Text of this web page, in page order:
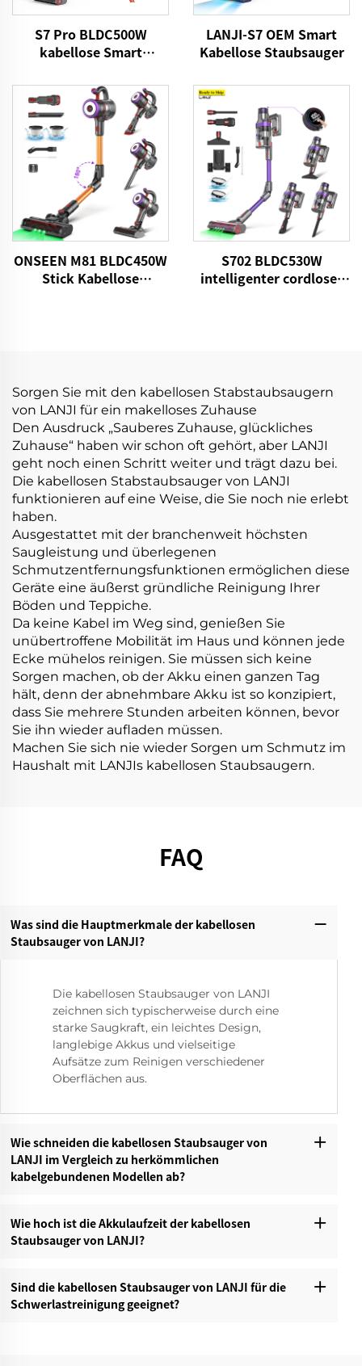
S7 Pro BLDC500W
kabellose Smart
LANJI-S7 OEM Smart
Kabellose Staubsauger
ONSEEN M81 BLDC450W
Stick Kabellose
S702 BLDC530W
intelligenter cordloser
Sorgen Sie mit den kabellosen Stabstaubsaugern
von LANJI für ein makelloses Zuhause
Den Ausdruck „Sauberes Zuhause, glückliches
Zuhause“ haben wir schon oft gehört, aber LANJI
geht noch einen Schritt weiter und trägt dazu bei.
Die kabellosen Stabstaubsauger von LANJI
funktionieren auf eine Weise, die Sie noch nie erlebt
haben.
Ausgestattet mit der branchenweit höchsten
Saugleistung und überlegenen
Schmutzentfernungsfunktionen ermöglichen diese
Geräte eine äußerst gründliche Reinigung Ihrer
Böden und Teppiche.
Da keine Kabel im Weg sind, genießen Sie
unübertroffene Mobilität im Haus und können jede
Ecke mühelos reinigen. Sie müssen sich keine
Sorgen machen, ob der Akku einen ganzen Tag
hält, denn der abnehmbare Akku ist so konzipiert,
dass Sie mehrere Stunden arbeiten können, bevor
Sie ihn wieder aufladen müssen.
Machen Sie sich nie wieder Sorgen um Schmutz im
Haushalt mit LANJIs kabellosen Staubsaugern.
FAQ
Was sind die Hauptmerkmale der kabellosen
Staubsauger von LANJI?‌
Die kabellosen Staubsauger von LANJI
zeichnen sich typischerweise durch eine
starke Saugkraft, ein leichtes Design,
langlebige Akkus und vielseitige
Aufsätze zum Reinigen verschiedener
Oberflächen aus.
Wie schneiden die kabellosen Staubsauger von
LANJI im Vergleich zu herkömmlichen
kabelgebundenen Modellen ab?‌
Wie hoch ist die Akkulaufzeit der kabellosen
Staubsauger von LANJI?‌
Sind die kabellosen Staubsauger von LANJI für die
Schwerlastreinigung geeignet?‌